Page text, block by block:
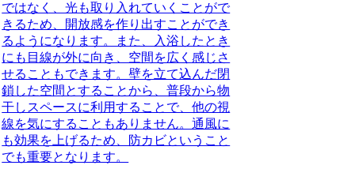
ではなく、光も取り入れていくことがで
きるため、開放感を作り出すことができ
るようになります。また、入浴したとき
にも目線が外に向き、空間を広く感じさ
せることもできます。壁を立て込んだ閉
鎖した空間とすることから、普段から物
干しスペースに利用することで、他の視
線を気にすることもありません。通風に
も効果を上げるため、防カビということ
でも重要となります。